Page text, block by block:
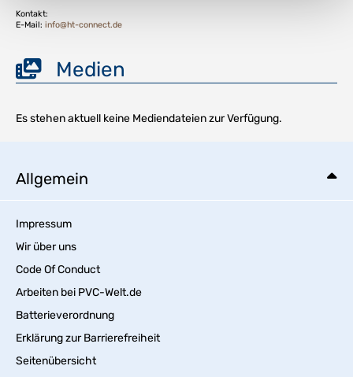
Kontakt:
E-Mail: info@ht-connect.de
Medien
Es stehen aktuell keine Mediendateien zur Verfügung.
Allgemein
Impressum
Wir über uns
Code Of Conduct
Arbeiten bei PVC-Welt.de
Batterieverordnung
Erklärung zur Barrierefreiheit
Seitenübersicht